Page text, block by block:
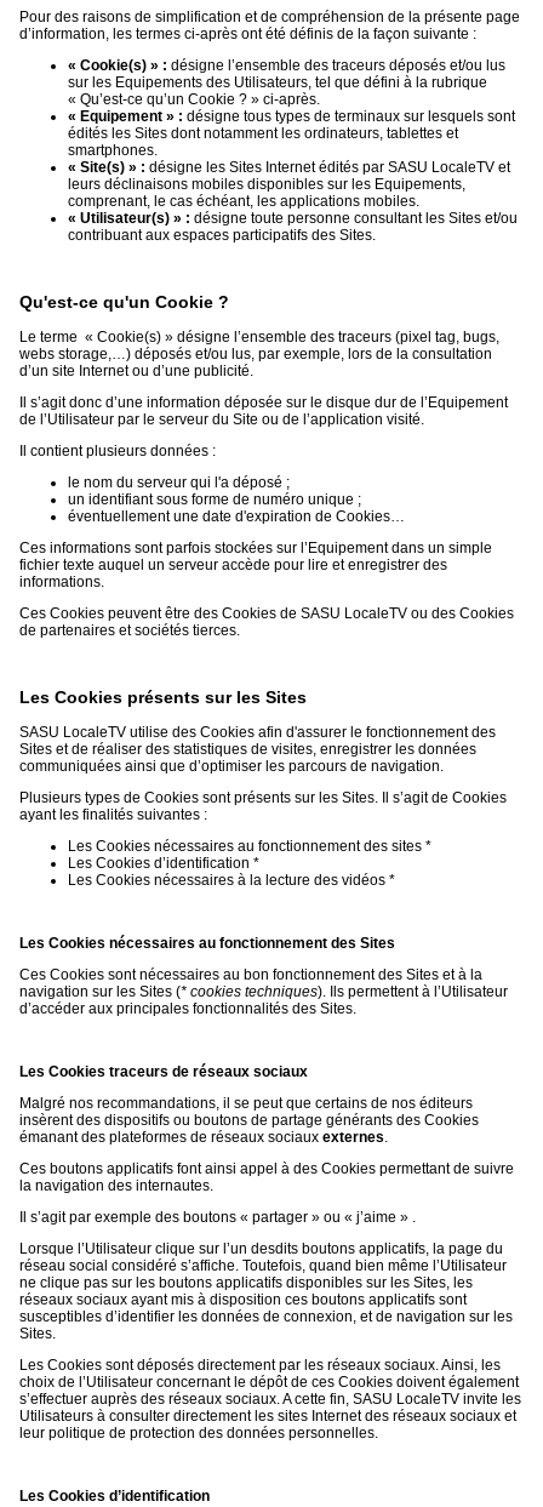
pro
Accès
Pour des raisons de simplification et de compréhension de la présente page
d’information, les termes ci-après ont été définis de la façon suivante :
« Cookie(s) » : désigne l’ensemble des traceurs déposés et/ou lus
sur les Equipements des Utilisateurs, tel que défini à la rubrique
« Qu’est-ce qu’un Cookie ? » ci-après.
« Equipement » : désigne tous types de terminaux sur lesquels sont
édités les Sites dont notamment les ordinateurs, tablettes et
smartphones.
« Site(s) » : désigne les Sites Internet édités par SASU LocaleTV et
leurs déclinaisons mobiles disponibles sur les Equipements,
comprenant, le cas échéant, les applications mobiles.
« Utilisateur(s) » : désigne toute personne consultant les Sites et/ou
contribuant aux espaces participatifs des Sites.
Qu'est-ce qu'un Cookie ?
Le terme « Cookie(s) » désigne l’ensemble des traceurs (pixel tag, bugs,
webs storage,…) déposés et/ou lus, par exemple, lors de la consultation
d’un site Internet ou d’une publicité.
Il s’agit donc d’une information déposée sur le disque dur de l’Equipement
de l’Utilisateur par le serveur du Site ou de l’application visité.
Il contient plusieurs données :
le nom du serveur qui l'a déposé ;
un identifiant sous forme de numéro unique ;
éventuellement une date d'expiration de Cookies…
Ces informations sont parfois stockées sur l’Equipement dans un simple
fichier texte auquel un serveur accède pour lire et enregistrer des
informations.
Ces Cookies peuvent être des Cookies de SASU LocaleTV ou des Cookies
de partenaires et sociétés tierces.
Les Cookies présents sur les Sites
SASU LocaleTV utilise des Cookies afin d'assurer le fonctionnement des
Sites et de réaliser des statistiques de visites, enregistrer les données
communiquées ainsi que d’optimiser les parcours de navigation.
Plusieurs types de Cookies sont présents sur les Sites. Il s’agit de Cookies
ayant les finalités suivantes :
Les Cookies nécessaires au fonctionnement des sites *
Les Cookies d’identification *
Les Cookies nécessaires à la lecture des vidéos *
Les Cookies nécessaires au fonctionnement des Sites
Ces Cookies sont nécessaires au bon fonctionnement des Sites et à la
navigation sur les Sites (* cookies techniques). Ils permettent à l’Utilisateur
d’accéder aux principales fonctionnalités des Sites.
Les Cookies traceurs de réseaux sociaux
Malgré nos recommandations, il se peut que certains de nos éditeurs
insèrent des dispositifs ou boutons de partage générants des Cookies
émanant des plateformes de réseaux sociaux externes.
Ces boutons applicatifs font ainsi appel à des Cookies permettant de suivre
la navigation des internautes.
Il s’agit par exemple des boutons « partager » ou « j’aime » .
Lorsque l’Utilisateur clique sur l’un desdits boutons applicatifs, la page du
réseau social considéré s’affiche. Toutefois, quand bien même l’Utilisateur
ne clique pas sur les boutons applicatifs disponibles sur les Sites, les
réseaux sociaux ayant mis à disposition ces boutons applicatifs sont
susceptibles d’identifier les données de connexion, et de navigation sur les
Sites.
Les Cookies sont déposés directement par les réseaux sociaux. Ainsi, les
choix de l’Utilisateur concernant le dépôt de ces Cookies doivent également
s’effectuer auprès des réseaux sociaux. A cette fin, SASU LocaleTV invite les
Utilisateurs à consulter directement les sites Internet des réseaux sociaux et
leur politique de protection des données personnelles.
Les Cookies d’identification